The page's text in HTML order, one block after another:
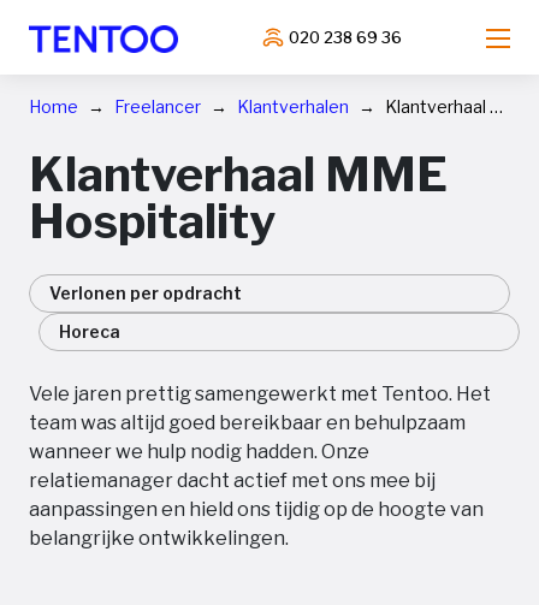
020 238 69 36
Home Freelancer Klantverhalen Klantverhaal MME Hospitality
Klantverhaal MME
Hospitality
Verlonen per opdracht
Horeca
Vele jaren prettig samengewerkt met Tentoo. Het
team was altijd goed bereikbaar en behulpzaam
wanneer we hulp nodig hadden. Onze
relatiemanager dacht actief met ons mee bij
aanpassingen en hield ons tijdig op de hoogte van
belangrijke ontwikkelingen.